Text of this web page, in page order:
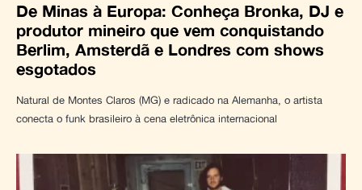
De Minas à Europa: Conheça Bronka, DJ e
produtor mineiro que vem conquistando
Berlim, Amsterdã e Londres com shows
esgotados
Natural de Montes Claros (MG) e radicado na Alemanha, o artista
conecta o funk brasileiro à cena eletrônica internacional